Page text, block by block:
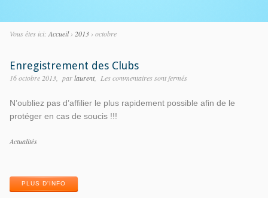
Vous êtes ici:Accueil› 2013› octobre
Enregistrement des Clubs
16 octobre 2013 parlaurent Les commentaires sont fermés
N’oubliez pas d’affilier le plus rapidement possible afin de le
protéger en cas de soucis !!!
Catégories
Actualités
PLUS D'INFO